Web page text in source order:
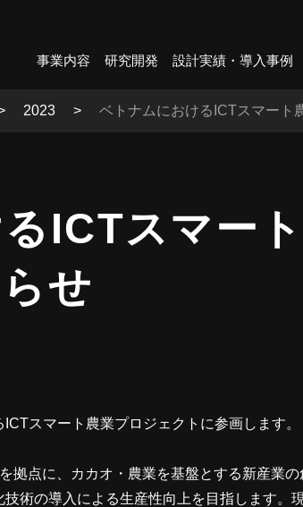
事業内容 研究開発 設計実績・導入事例
2023 ベトナムにおけるICTスマート
ICTスマー
せ
スマート農業プロジェクトに参画します。
拠点に、カカオ・農業を基盤とする新産業
術の導入による生産性向上を目指します。